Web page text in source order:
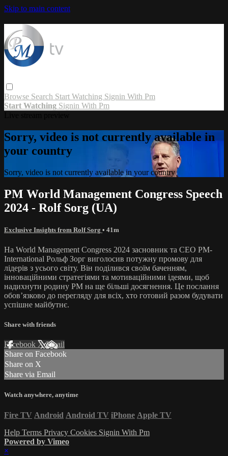
Skip to main content
Browse Search Start Watching Signin With Pm
Start Watching Signin With Pm
Sorry, video is not currently available in
your country
Sorry, video is not currently available in your country
PM World Management Congress Speech
2024 - Rolf Sorg (UA)
Exclusive Insights from Rolf Sorg • 41m
На World Management Congress 2024 засновник та CEO PM-
International Рольф Зорг виголосив потужну промову для
лідерів з усього світу. Він поділився своїм баченням,
інноваційними стратегіями та мотиваційними ідеями, щоб
надихнути родину PM на ще більші досягнення. Це послання
обов’язково до перегляду для всіх, хто готовий разом будувати
успішне майбутнє.
Share with friends
Facebook XEmail
Share on Facebook
Share on X
Share via Email
Watch anywhere, anytime
Fire TV Android Android TV iPhone Apple TV
Help Terms Privacy Cookies Signin With Pm
Powered by Vimeo
×